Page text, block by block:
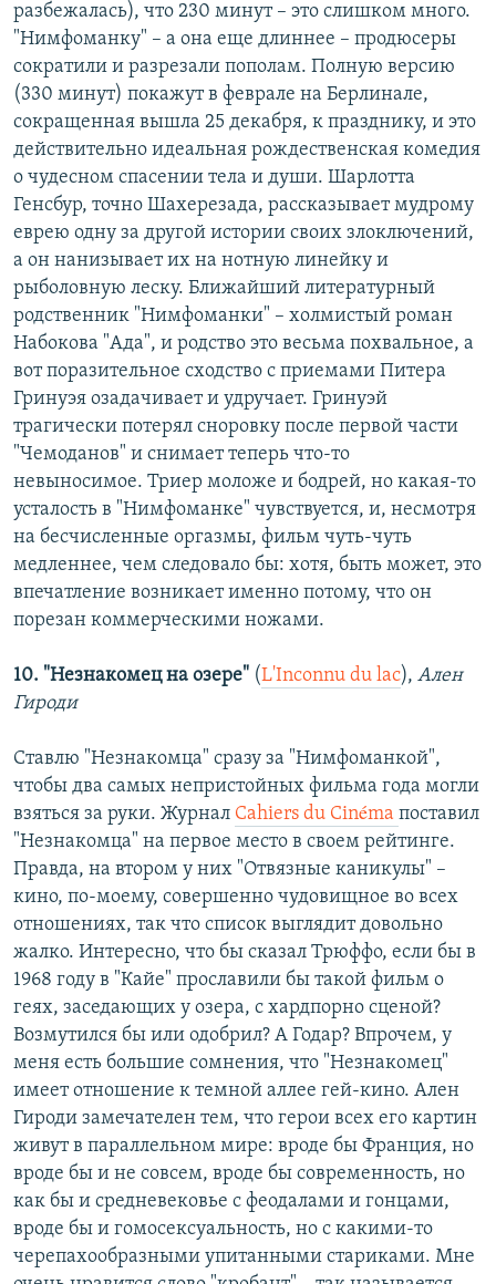
разбежалась), что 230 минут – это слишком много.
"Нимфоманку" – а она еще длиннее – продюсеры
сократили и разрезали пополам. Полную версию
(330 минут) покажут в феврале на Берлинале,
сокращенная вышла 25 декабря, к празднику, и это
действительно идеальная рождественская комедия
о чудесном спасении тела и души. Шарлотта
Генсбур, точно Шахерезада, рассказывает мудрому
еврею одну за другой истории своих злоключений,
а он нанизывает их на нотную линейку и
рыболовную леску. Ближайший литературный
родственник "Нимфоманки" – холмистый роман
Набокова "Ада", и родство это весьма похвальное, а
вот поразительное сходство с приемами Питера
Гринуэя озадачивает и удручает. Гринуэй
трагически потерял сноровку после первой части
"Чемоданов" и снимает теперь что-то
невыносимое. Триер моложе и бодрей, но какая-то
усталость в "Нимфоманке" чувствуется, и, несмотря
на бесчисленные оргазмы, фильм чуть-чуть
медленнее, чем следовало бы: хотя, быть может, это
впечатление возникает именно потому, что он
порезан коммерческими ножами.
10. "Незнакомец на озере" (L'Inconnu du lac), Ален
Гироди
Ставлю "Незнакомца" сразу за "Нимфоманкой",
чтобы два самых непристойных фильма года могли
взяться за руки. Журнал Cahiers du Cinéma поставил
"Незнакомца" на первое место в своем рейтинге.
Правда, на втором у них "Отвязные каникулы" –
кино, по-моему, совершенно чудовищное во всех
отношениях, так что список выглядит довольно
жалко. Интересно, что бы сказал Трюффо, если бы в
1968 году в "Кайе" прославили бы такой фильм о
геях, заседающих у озера, с хардпорно сценой?
Возмутился бы или одобрил? А Годар? Впрочем, у
меня есть большие сомнения, что "Незнакомец"
имеет отношение к темной аллее гей-кино. Ален
Гироди замечателен тем, что герои всех его картин
живут в параллельном мире: вроде бы Франция, но
вроде бы и не совсем, вроде бы современность, но
как бы и средневековье с феодалами и гонцами,
вроде бы и гомосексуальность, но с какими-то
черепахообразными упитанными стариками. Мне